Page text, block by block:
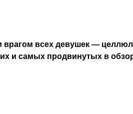
всех девушек —
и самых продвинутых в